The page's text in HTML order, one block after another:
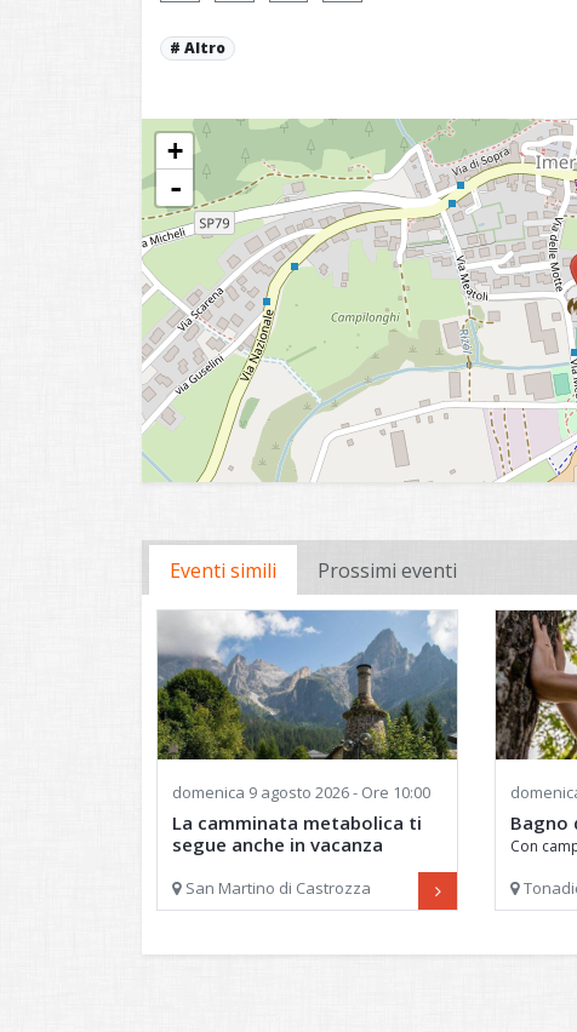
Altro
+
-
Eventi simili Prossimi eventi
domenica 9 agosto 2026 - Ore 10:00
La camminata metabolica ti
segue anche in vacanza
San Martino di Castrozza
Bagno
Con